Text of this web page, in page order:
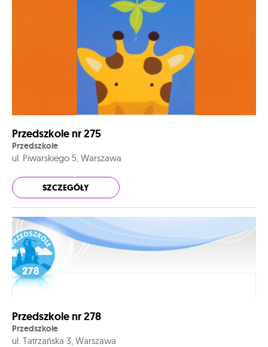
Przedszkole nr 275
Przedszkole
ul. Piwarskiego 5, Warszawa
SZCZEGÓŁY
Przedszkole nr 278
Przedszkole
ul. Tatrzańska 3, Warszawa